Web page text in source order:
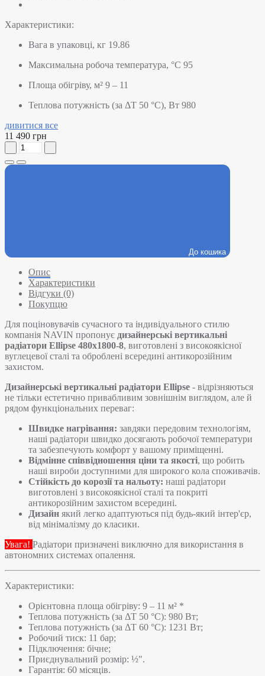
Характеристики:
Вага в упаковці, кг 19.86
Максимальна робоча температура, °C 95
Площа обігріву, м² 9 – 11
Теплова потужність (за ΔT 50 °C), Вт 980
дивитися все
11 490 грн
До кошика
Опис
Характеристики
Відгуки (0)
Покупцю
Для поціновувачів сучасного та індивідуального стилю
компанія NAVIN пропонує дизайнерські вертикальні
радіатори Ellipse 480х1800-8, виготовлені з високоякісної
вуглецевої сталі та оброблені всередині антикорозійним
захистом.
Дизайнерські вертикальні радіатори Ellipse - відрізняються
не тільки естетично привабливим зовнішнім виглядом, але й
рядом функціональних переваг:
Швидке нагрівання: завдяки передовим технологіям,
наші радіатори швидко досягають робочої температури
та забезпечують комфорт у вашому приміщенні.
Відмінне співвідношення ціни та якості, що робить
наші вироби доступними для широкого кола споживачів.
Стійкість до корозії та нальоту: наші радіатори
виготовлені з високоякісної сталі та покриті
антикорозійним захистом всередині.
Дизайн який легко адаптуються під будь-який інтер'єр,
від мінімалізму до класики.
Увага! Радіатори призначені виключно для використання в
автономних системах опалення.
Характеристики:
Орієнтовна площа обігріву: 9 – 11 м² *
Теплова потужність (за ΔT 50 °C): 980 Вт;
Теплова потужність (за ΔT 60 °C): 1231 Вт;
Робочий тиск: 11 бар;
Підключення: бічне;
Приєднувальний розмір: ½".
Гарантія: 60 місяців.